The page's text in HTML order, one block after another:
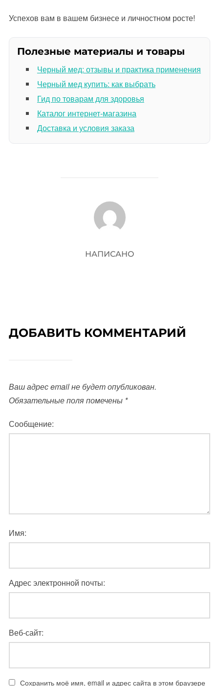
Успехов вам в вашем бизнесе и личностном росте!
Полезные материалы и товары
Черный мед: отзывы и практика применения
Черный мед купить: как выбрать
Гид по товарам для здоровья
Каталог интернет-магазина
Доставка и условия заказа
АВТОР ЗАПИСИ
НАПИСАНО
ДОБАВИТЬ КОММЕНТАРИЙ
Ваш адрес email не будет опубликован.
Обязательные поля помечены *
Сообщение:
Имя:
Адрес электронной почты:
Веб-сайт:
Сохранить моё имя, email и адрес сайта в этом браузере